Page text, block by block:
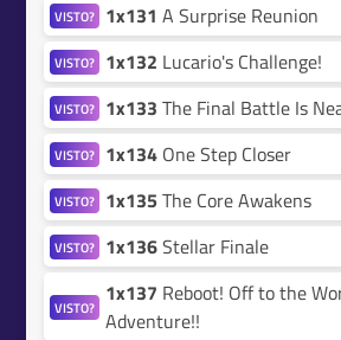
VISTO? 1x131 A Surprise Reunion
VISTO? 1x132 Lucario's Challenge!
VISTO? 1x133 The Final Battle Is
VISTO? 1x134 One Step Closer
VISTO? 1x135 The Core Awakens
VISTO? 1x136Stellar Finale
VISTO? 1x137 Reboot! Off to the
Adventure!!